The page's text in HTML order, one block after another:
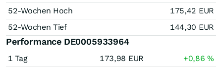
52-Wochen Hoch
175,42 EUR
52-Wochen Tief
144,30 EUR
Performance DE0005933964
1 Tag 173,98 EUR +0,86%